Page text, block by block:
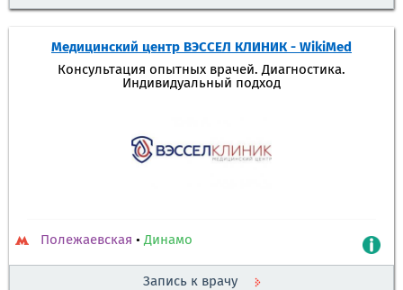
Медицинский центр ВЭССЕЛ КЛИНИК - WikiMed
Консультация опытных врачей. Диагностика.
Индивидуальный подход
Полежаевская •Динамо
Запись к врачу